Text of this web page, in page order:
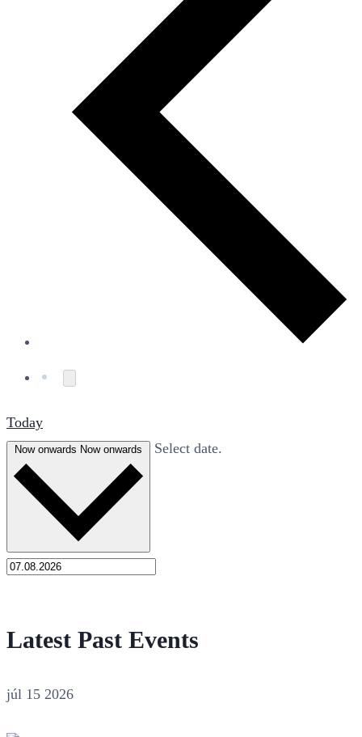
Today
Now onwards Now onwards Select date.
Latest Past Events
júl 15 2026